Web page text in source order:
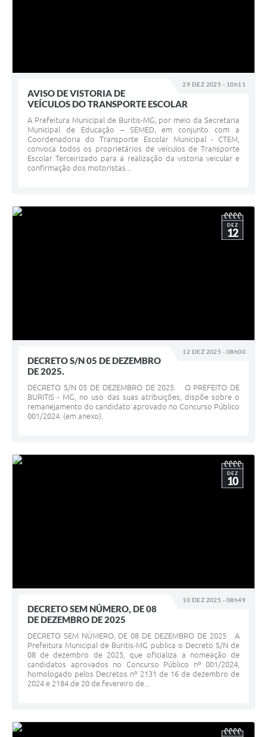
29 DEZ 2025 - 10h11
AVISO DE VISTORIA DE
VEÍCULOS DO TRANSPORTE ESCOLAR
A Prefeitura Municipal de Buritis-MG, por meio da Secretaria
Municipal de Educação – SEMED, em conjunto com a
Coordenadoria do Transporte Escolar Municipal - CTEM,
convoca todos os proprietários de veículos de Transporte
Escolar Terceirizado para a realização da vistoria veicular e
confirmação dos motoristas...
12 DEZ 2025 - 08h00
DEZ
12
DECRETO S/N 05 DE DEZEMBRO
DE 2025.
DECRETO S/N 05 DE DEZEMBRO DE 2025. O PREFEITO DE
BURITIS - MG, no uso das suas atribuições, dispõe sobre o
remanejamento do candidato aprovado no Concurso Público
001/2024. (em anexo).
10 DEZ 2025 - 08h49
DEZ
10
DECRETO SEM NÚMERO, DE 08
DE DEZEMBRO DE 2025
DECRETO SEM NÚMERO, DE 08 DE DEZEMBRO DE 2025 A
Prefeitura Municipal de Buritis-MG publica o Decreto S/N de
08 de dezembro de 2025, que oficializa a nomeação de
candidatos aprovados no Concurso Público nº 001/2024,
homologado pelos Decretos nº 2131 de 16 de dezembro de
2024 e 2184 de 20 de fevereiro de...